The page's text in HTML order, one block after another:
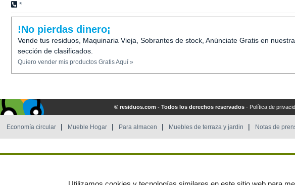
*
!No pierdas dinero¡
Vende tus residuos, Maquinaria Vieja, Sobrantes de stock, Anúnciate Gratis en nuestra
sección de clasificados.
Quiero vender mis productos Gratis Aquí »
© residuos.com - Todos los derechos reservados- Política de
Economía circular Mueble Hogar Para almacen Muebles de terraza y jardin Notas de